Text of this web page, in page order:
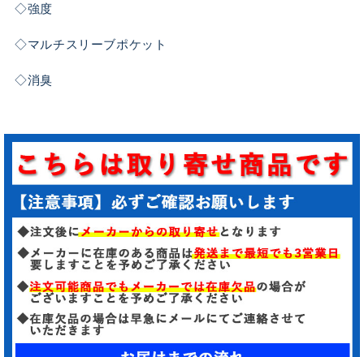
◇強度
◇マルチスリーブポケット
◇消臭